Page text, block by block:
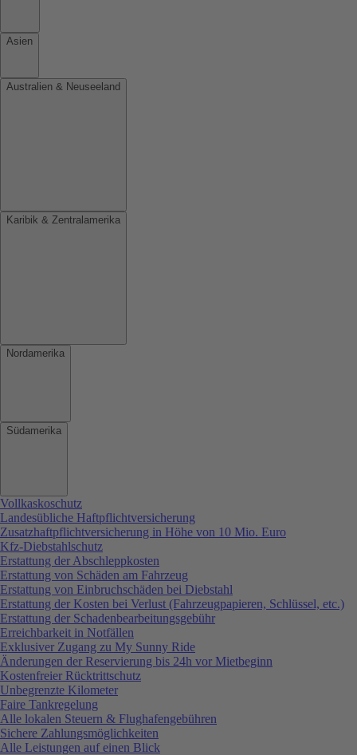
Asien
Australien & Neuseeland
Karibik & Zentralamerika
Nordamerika
Südamerika
Vollkaskoschutz
Landesübliche Haftpflichtversicherung
Zusatzhaftpflichtversicherung in Höhe von 10 Mio. Euro
Kfz-Diebstahlschutz
Erstattung der Abschleppkosten
Erstattung von Schäden am Fahrzeug
Erstattung von Einbruchschäden bei Diebstahl
Erstattung der Kosten bei Verlust (Fahrzeugpapieren, Schlüssel, etc.)
Erstattung der Schadenbearbeitungsgebühr
Erreichbarkeit in Notfällen
Exklusiver Zugang zu My Sunny Ride
Änderungen der Reservierung bis 24h vor Mietbeginn
Kostenfreier Rücktrittschutz
Unbegrenzte Kilometer
Faire Tankregelung
Alle lokalen Steuern & Flughafengebühren
Sichere Zahlungsmöglichkeiten
Alle Leistungen auf einen Blick